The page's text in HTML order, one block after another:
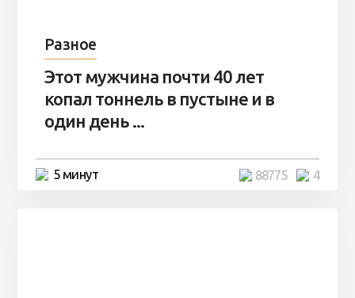
Разное
Этот мужчина почти 40 лет
копал тоннель в пустыне и в
один день ...
5 минут 4
88775